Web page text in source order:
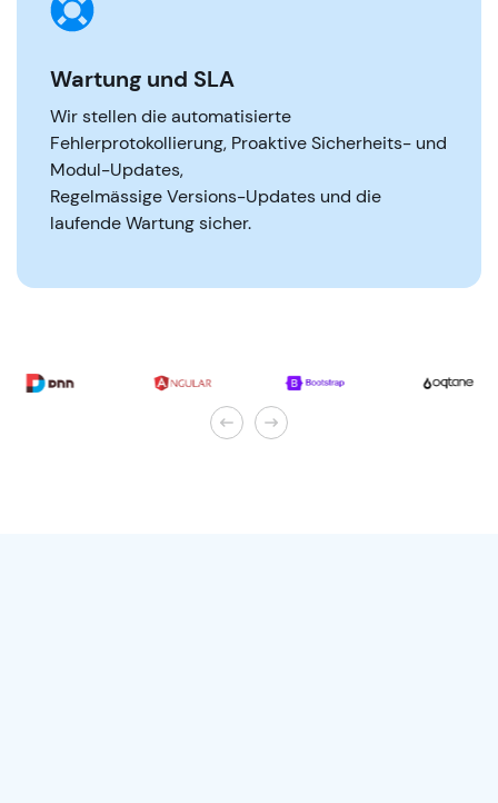
Wartung und SLA
Wir stellen die automatisierte
Fehlerprotokollierung, Proaktive Sicherheits- und
Modul-Updates,
Regelmässige Versions-Updates und die
laufende Wartung sicher.